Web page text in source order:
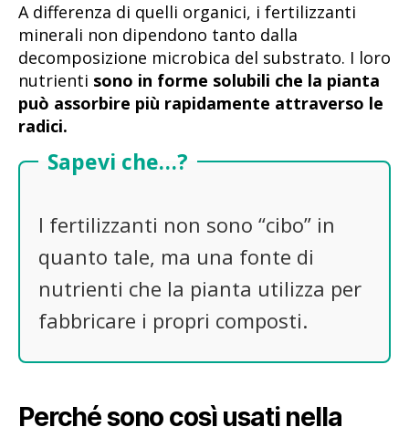
A differenza di quelli organici, i fertilizzanti
minerali non dipendono tanto dalla
decomposizione microbica del substrato. I loro
nutrienti sono in forme solubili che la pianta
può assorbire più rapidamente attraverso le
radici.
Sapevi che…?
I fertilizzanti non sono “cibo” in
quanto tale, ma una fonte di
nutrienti che la pianta utilizza per
fabbricare i propri composti.
Perché sono così usati nella